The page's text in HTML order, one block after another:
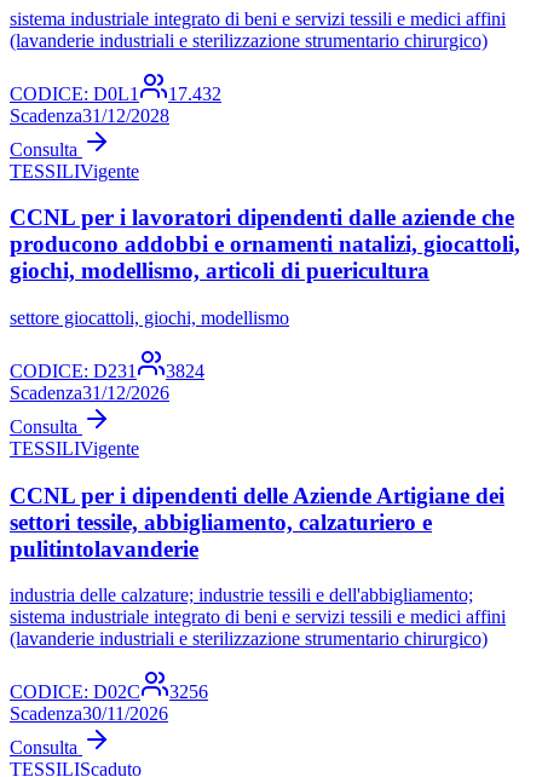
sistema industriale integrato di beni e servizi tessili e medici affini
(lavanderie industriali e sterilizzazione strumentario chirurgico)
CODICE: D0L1
17.432
Scadenza31/12/2028
Consulta
TESSILIVigente
CCNL per i lavoratori dipendenti dalle aziende che
producono addobbi e ornamenti natalizi, giocattoli,
giochi, modellismo, articoli di puericultura
settore giocattoli, giochi, modellismo
CODICE: D231
3824
Scadenza31/12/2026
Consulta
TESSILIVigente
CCNL per i dipendenti delle Aziende Artigiane dei
settori tessile, abbigliamento, calzaturiero e
pulitintolavanderie
industria delle calzature; industrie tessili e dell'abbigliamento;
sistema industriale integrato di beni e servizi tessili e medici affini
(lavanderie industriali e sterilizzazione strumentario chirurgico)
CODICE: D02C
3256
Scadenza30/11/2026
Consulta
TESSILIScaduto